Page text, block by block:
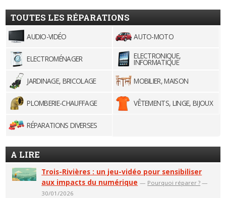
TOUTES LES RÉPARATIONS
AUDIO-VIDÉO AUTO-MOTO
ELECTROMÉNAGER ELECTRONIQUE,
INFORMATIQUE
JARDINAGE, BRICOLAGE
MOBILIER, MAISON
PLOMBERIE-CHAUFFAGE VÊTEMENTS, LINGE, BIJOUX
RÉPARATIONS DIVERSES
A LIRE
Trois-Rivières : un jeu-vidéo pour sensibiliser
aux impacts du numérique — Pourquoi réparer ? —
30/01/2026